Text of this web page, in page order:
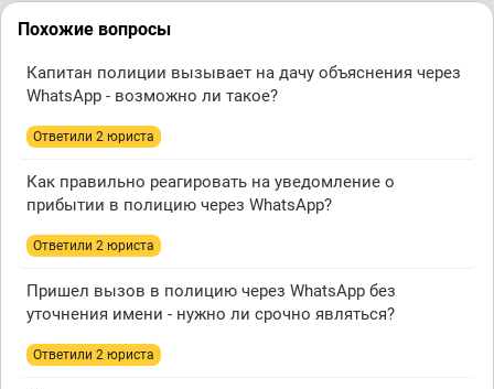
Похожие вопросы
Капитан полиции вызывает на дачу объяснения через
WhatsApp - возможно ли такое?
Ответили 2 юристa
Как правильно реагировать на уведомление о
прибытии в полицию через WhatsApp?
Ответили 2 юристa
Пришел вызов в полицию через WhatsApp без
уточнения имени - нужно ли срочно являться?
Ответили 2 юристa